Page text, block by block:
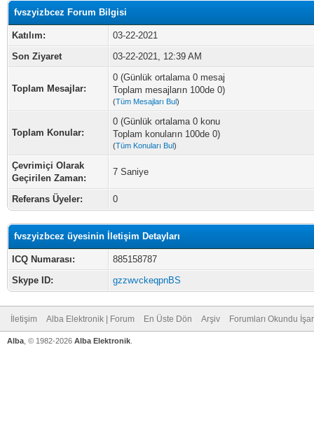
fvszyizbcez Forum Bilgisi
Katılım:
03-22-2021
Son Ziyaret
03-22-2021, 12:39 AM
Toplam Mesajlar:
0 (Günlük ortalama 0 mesaj
Toplam mesajların 100de 0)
(Tüm Mesajları Bul)
Toplam Konular:
0 (Günlük ortalama 0 konu
Toplam konuların 100de 0)
(Tüm Konuları Bul)
Çevrimiçi Olarak
Geçirilen Zaman:
7 Saniye
Referans Üyeler: 0
fvszyizbcez üyesinin İletişim Detayları
ICQ Numarası:
885158787
Skype ID:
gzzwvckeqpnBS
İletişim Alba Elektronik | Forum En Üste Dön Arşiv Forumları Okundu
Alba , © 1982-2026 Alba Elektronik